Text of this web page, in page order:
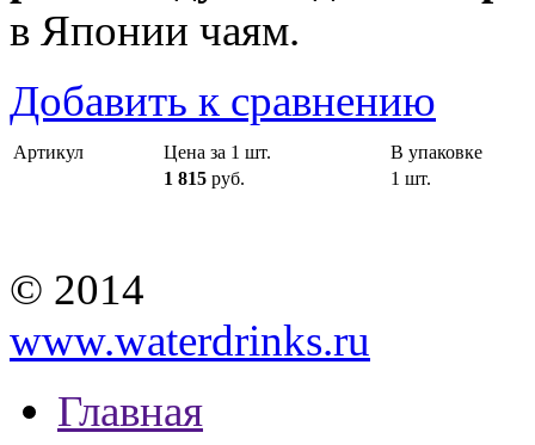
в Японии чаям.
Добавить к сравнению
Артикул Цена за 1 шт.
В упаковке
1 815 руб. 1 шт.
© 2014
www.waterdrinks.ru
Главная